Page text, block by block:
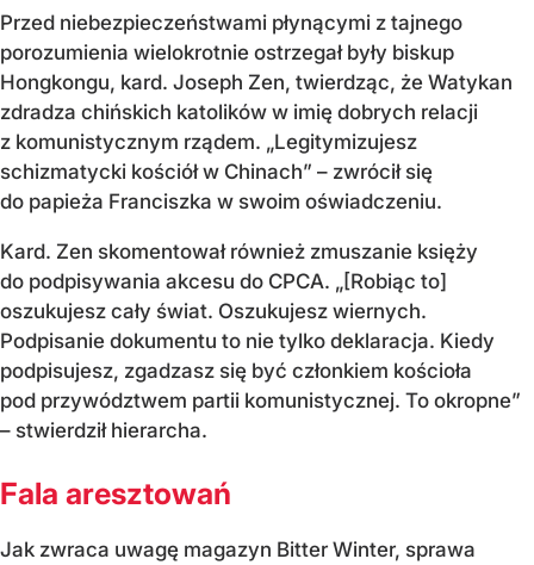
Przed niebezpieczeństwami płynącymi z tajnego
porozumienia wielokrotnie ostrzegał były biskup
Hongkongu, kard. Joseph Zen, twierdząc, że Watykan
zdradza chińskich katolików w imię dobrych relacji
z komunistycznym rządem. „Legitymizujesz
schizmatycki kościół w Chinach” – zwrócił się
do papieża Franciszka w swoim oświadczeniu.
Kard. Zen skomentował również zmuszanie księży
do podpisywania akcesu do CPCA. „[Robiąc to]
oszukujesz cały świat. Oszukujesz wiernych.
Podpisanie dokumentu to nie tylko deklaracja. Kiedy
podpisujesz, zgadzasz się być członkiem kościoła
pod przywództwem partii komunistycznej. To okropne”
– stwierdził hierarcha.
Fala aresztowań
Jak zwraca uwagę magazyn Bitter Winter, sprawa